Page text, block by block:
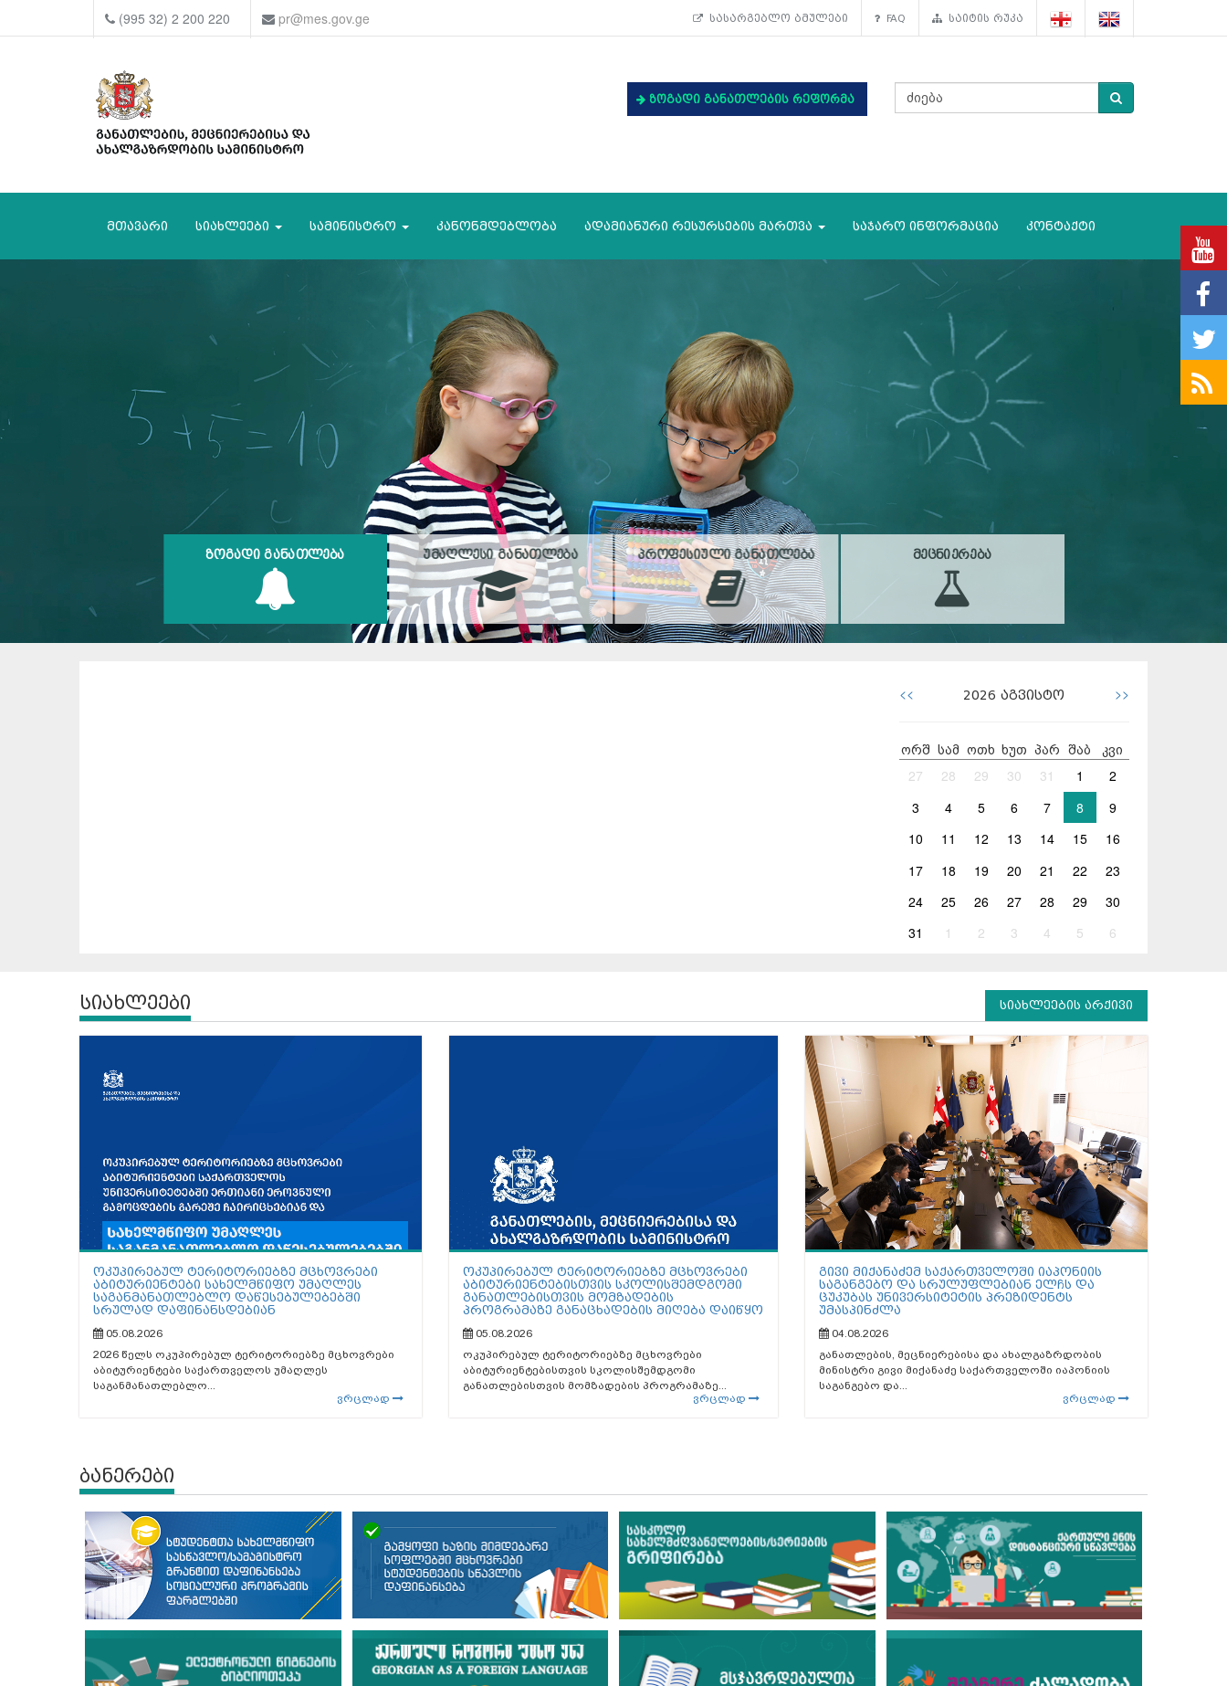
(995 32) 2 200 220 pr@mes.gov.ge სასარგებლო ბმულები FAQ საიტის რუკა
ზოგადი განათლების რეფორმა
მთავარი სიახლეები სამინისტრო კანონმდებლობა ადამიანური რესურსების მართვა საჯარო ინფორმაცია კონტაქტი
ᲖᲝᲒᲐᲓᲘ ᲒᲐᲜᲐᲗᲚᲔᲑᲐ ᲣᲛᲐᲦᲚᲔᲡᲘ ᲒᲐᲜᲐᲗᲚᲔᲑᲐ ᲞᲠᲝᲤᲔᲡᲘᲣᲚᲘ ᲒᲐᲜᲐᲗᲚᲔᲑᲐ ᲛᲔᲪᲜᲘᲔᲠᲔᲑᲐ
<< 2026 აგვისტო >>
ორშ სამ ოთხ ხუთ პარ შაბ კვი
27 28 29 30 31 1
2
3
4 5 6 7 8
9
10
11 12 13 14 15
16
17
18 19 20 21 22
23
24
25 26 27 28 29
30
31
1 2 3 4 5 6
სიახლეები სიახლეების არქივი
ოკუპირებულ ტერიტორიებზე მცხოვრები
აბიტურიენტები სახელმწიფო უმაღლეს
საგანმანათლებლო დაწესებულებებში
სრულად დაფინანსდებიან
05.08.2026
2026 წელს ოკუპირებულ ტერიტორიებზე მცხოვრები
აბიტურიენტები საქართველოს უმაღლეს
საგანმანათლებლო...
ვრცლად
ოკუპირებულ ტერიტორიებზე მცხოვრები
აბიტურიენტებისთვის სკოლისშემდგომი
განათლებისთვის მომზადების
პროგრამაზე განაცხადების მიღება დაიწყო
05.08.2026
ოკუპირებულ ტერიტორიებზე მცხოვრები
აბიტურიენტებისთვის სკოლისშემდგომი
განათლებისთვის მომზადების პროგრამაზე...
ვრცლად
გივი მიქანაძემ საქართველოში იაპონიის
საგანგებო და სრულუფლებიან ელჩს და
ცუკუბას უნივერსიტეტის პრეზიდენტს
უმასპინძლა
04.08.2026
განათლების, მეცნიერებისა და ახალგაზრდობის
მინისტრი გივი მიქანაძე საქართველოში იაპონიის
საგანგებო და...
ვრცლად
ბანერები